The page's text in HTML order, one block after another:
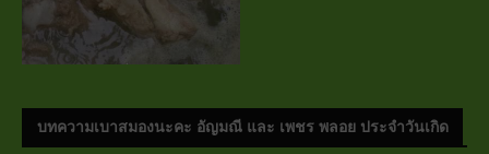
บทความเบาสมองนะคะ อัญมณี และ เพชร พลอย ประจำวันเกิด